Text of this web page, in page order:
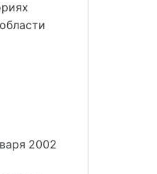
2002